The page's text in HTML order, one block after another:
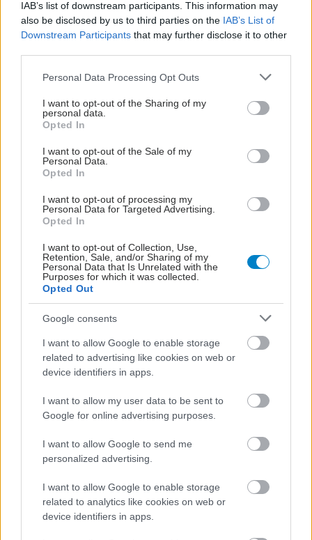
IAB’s list of downstream participants. This information may
also be disclosed by us to third parties on the IAB’s List of
Downstream Participants that may further disclose it to other
Please note that this website/app uses one or more Google
not limited to your visit or usage behaviour. You may click to
grant or deny consent to Google and its third-party tags to
use your data for below specified purposes in below Google
consent section.
Personal Data Processing Opt Outs
I want to opt-out of the Sharing of my
personal data.
Opted In
I want to opt-out of the Sale of my
Personal Data.
Opted In
I want to opt-out of processing my
Personal Data for Targeted Advertising.
Opted In
I want to opt-out of Collection, Use,
Retention, Sale, and/or Sharing of my
Personal Data that Is Unrelated with the
Purposes for which it was collected.
Opted Out
Google consents
I want to allow Google to enable storage
related to advertising like cookies on web or
device identifiers in apps.
I want to allow my user data to be sent to
Google for online advertising purposes.
I want to allow Google to send me
personalized advertising.
I want to allow Google to enable storage
related to analytics like cookies on web or
device identifiers in apps.
Προσθήκη Σχολίου